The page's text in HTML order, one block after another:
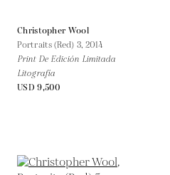
Christopher Wool
Portraits (Red) 3, 2014
Print De Edición Limitada
Litografía
USD 9,500